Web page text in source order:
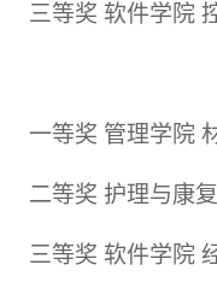
三等奖 软件学院
一等奖 管理学院
二等奖 护理与康
三等奖 软件学院